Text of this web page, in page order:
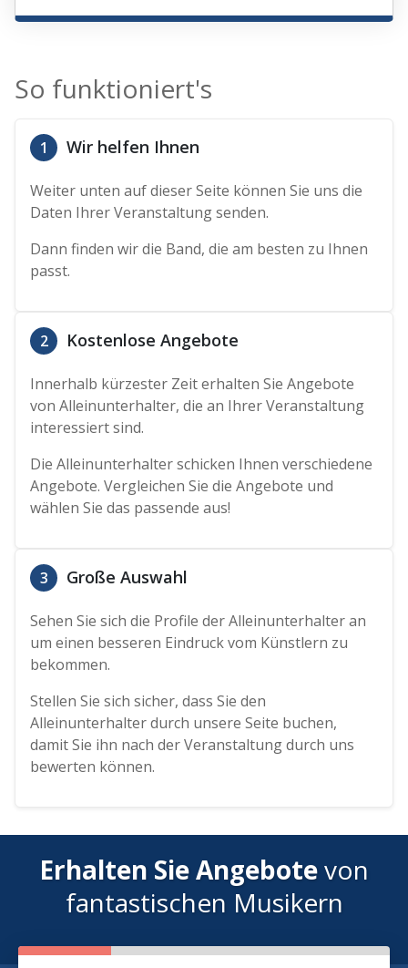
So funktioniert's
1 Wir helfen Ihnen
Weiter unten auf dieser Seite können Sie uns die
Daten Ihrer Veranstaltung senden.
Dann finden wir die Band, die am besten zu Ihnen
passt.
2 Kostenlose Angebote
Innerhalb kürzester Zeit erhalten Sie Angebote
von Alleinunterhalter, die an Ihrer Veranstaltung
interessiert sind.
Die Alleinunterhalter schicken Ihnen verschiedene
Angebote. Vergleichen Sie die Angebote und
wählen Sie das passende aus!
3 Große Auswahl
Sehen Sie sich die Profile der Alleinunterhalter an
um einen besseren Eindruck vom Künstlern zu
bekommen.
Stellen Sie sich sicher, dass Sie den
Alleinunterhalter durch unsere Seite buchen,
damit Sie ihn nach der Veranstaltung durch uns
bewerten können.
Erhalten Sie Angebotevon
fantastischen Musikern